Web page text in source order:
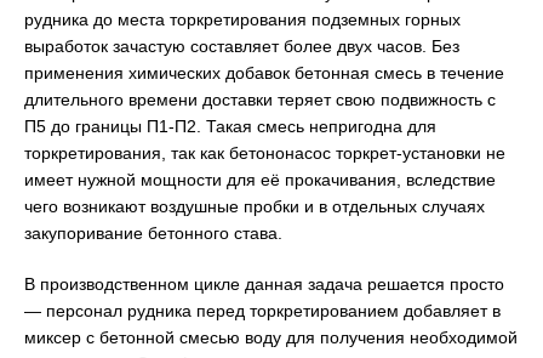
рудника до места торкретирования подземных горных
выработок зачастую составляет более двух часов. Без
применения химических добавок бетонная смесь в течение
длительного времени доставки теряет свою подвижность с
П5 до границы П1-П2. Такая смесь непригодна для
торкретирования, так как бетононасос торкрет-установки не
имеет нужной мощности для её прокачивания, вследствие
чего возникают воздушные пробки и в отдельных случаях
закупоривание бетонного става.
В производственном цикле данная задача решается просто
— персонал рудника перед торкретированием добавляет в
миксер с бетонной смесью воду для получения необходимой